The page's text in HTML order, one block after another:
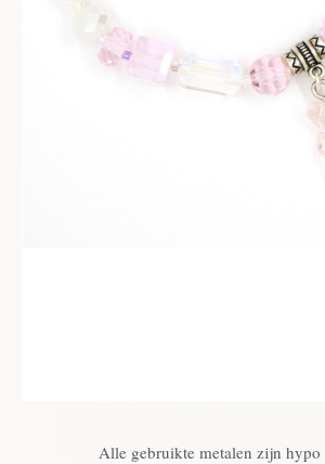
Alle gebruikte metalen zijn hypo